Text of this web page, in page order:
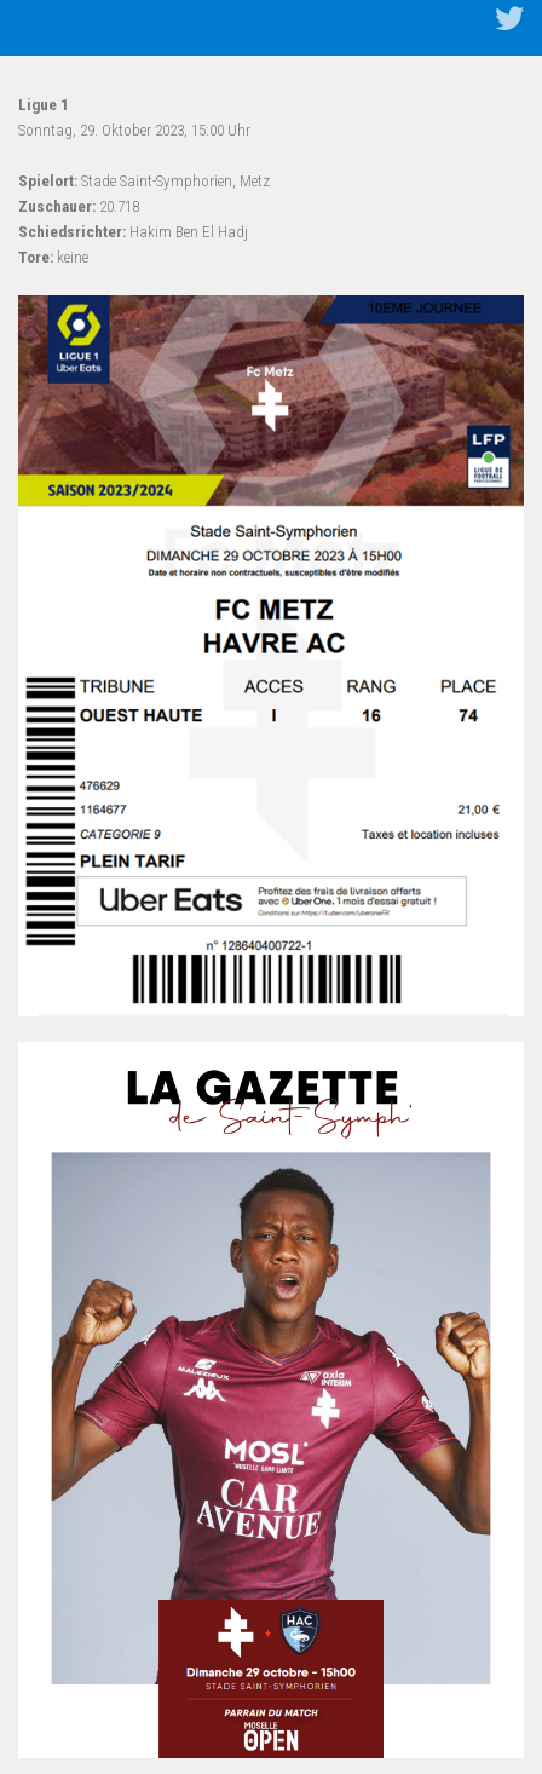
Ligue 1
Sonntag, 29. Oktober 2023, 15:00 Uhr
Spielort: Stade Saint-Symphorien, Metz
Zuschauer: 20.718
Schiedsrichter: Hakim Ben El Hadj
Tore: keine